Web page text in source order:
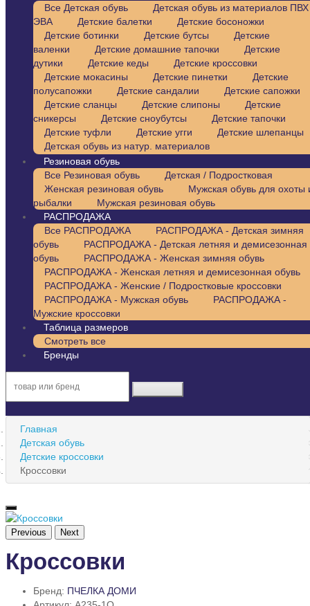
Все Детская обувь
Детская обувь из материалов
ЭВА
Детские балетки
Детские босоножки
Детские ботинки
Детские бутсы
Детские
валенки
Детские домашние тапочки
Детские
дутики
Детские кеды
Детские кроссовки
Детские мокасины
Детские пинетки
Детские
полусапожки
Детские сандалии
Детские сапожки
Детские сланцы
Детские слипоны
Детские
сникерсы
Детские сноубутсы
Детские тапочки
Детские туфли
Детские угги
Детские шлепанцы
Детская обувь из натур. материалов
Резиновая обувь
Все Резиновая обувь
Детская / Подростковая
Женская резиновая обувь
Мужская обувь для охоты
рыбалки
Мужская резиновая обувь
РАСПРОДАЖА
Все РАСПРОДАЖА
РАСПРОДАЖА - Детская зимняя
обувь
РАСПРОДАЖА - Детская летняя и демисезонная
обувь
РАСПРОДАЖА - Женская зимняя обувь
РАСПРОДАЖА - Женская летняя и демисезонная обувь
РАСПРОДАЖА - Женские / Подростковые кроссовки
РАСПРОДАЖА - Мужская обувь
РАСПРОДАЖА -
Мужские кроссовки
Таблица размеров
Смотреть все
Бренды
Главная
Детская обувь
Детские кроссовки
Кроссовки
Previous Next
Кроссовки
Бренд: ПЧЕЛКА ДОМИ